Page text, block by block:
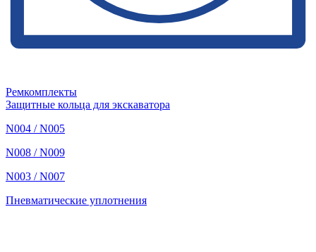
Ремкомплекты
Защитные кольца для экскаватора
N004 / N005
N008 / N009
N003 / N007
Пневматические уплотнения